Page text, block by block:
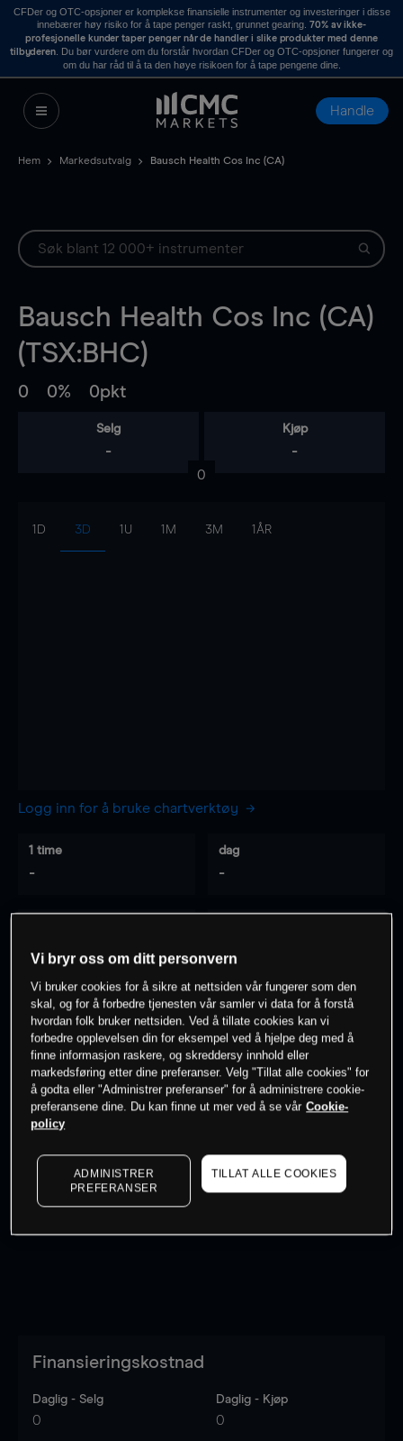
CFDer og OTC-opsjoner er komplekse finansielle instrumenter og investeringer i disse
innebærer høy risiko for å tape penger raskt, grunnet gearing. 70% av ikke-
profesjonelle kunder taper penger når de handler i slike produkter med denne
tilbyderen . Du bør vurdere om du forstår hvordan CFDer og OTC-opsjoner fungerer og
om du har råd til å ta den høye risikoen for å tape pengene dine.
Handle
Hem Markedsutvalg Bausch Health Cos Inc (CA)
Bausch Health Cos Inc (CA)
(TSX:BHC)
0 0% 0pkt
Selg
-
Kjøp
-
0
1D 3D 1U 1M 3M 1ÅR
Logg inn for å bruke chartverktøy
1 time
-
dag
-
-
0% av kunder erpå dette instrumentet
Søk om konto
Log in
Finansieringskostnad
Daglig - Selg
0
Daglig - Kjøp
0
Vi bryr oss om ditt personvern
Vi bruker cookies for å sikre at nettsiden vår fungerer som den
skal, og for å forbedre tjenesten vår samler vi data for å forstå
hvordan folk bruker nettsiden. Ved å tillate cookies kan vi
forbedre opplevelsen din for eksempel ved å hjelpe deg med å
finne informasjon raskere, og skreddersy innhold eller
markedsføring etter dine preferanser. Velg "Tillat alle cookies" for
å godta eller "Administrer preferanser" for å administrere cookie-
preferansene dine. Du kan finne ut mer ved å se vår Cookie-
policy
ADMINISTRER
PREFERANSER
TILLAT ALLE COOKIES